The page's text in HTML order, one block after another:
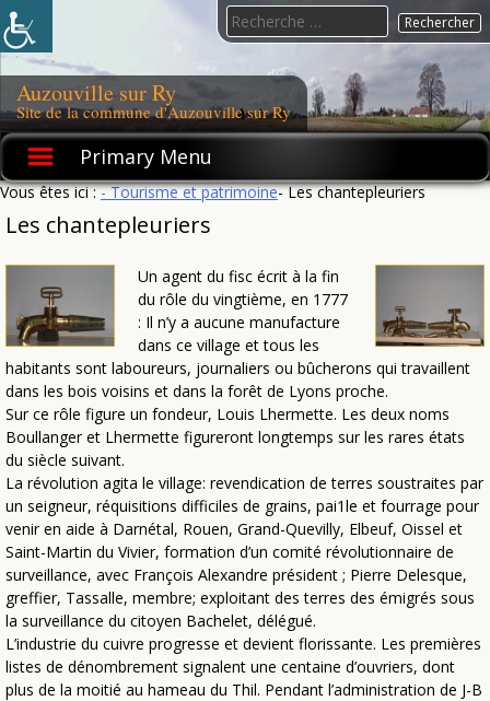
Skip
to
content
Auzouville sur Ry
Site de la commune d'Auzouville sur Ry
Primary Menu
Search
for:
Vous êtes ici :- Tourisme et patrimoine- Les chantepleuriers
Les chantepleuriers
Un agent du fisc écrit à la fin
du rôle du vingtième, en 1777
: Il n’y a aucune manufacture
dans ce village et tous les
habitants sont laboureurs, journaliers ou bûcherons qui travaillent
dans les bois voisins et dans la forêt de Lyons proche.
Sur ce rôle figure un fondeur, Louis Lhermette. Les deux noms
Boullanger et Lhermette figureront longtemps sur les rares états
du siècle suivant.
La révolution agita le village: revendication de terres soustraites par
un seigneur, réquisitions difficiles de grains, pai1le et fourrage pour
venir en aide à Darnétal, Rouen, Grand-Quevilly, Elbeuf, Oissel et
Saint-Martin du Vivier, formation d’un comité révolutionnaire de
surveillance, avec François Alexandre président ; Pierre Delesque,
greffier, Tassalle, membre; exploitant des terres des émigrés sous
la surveillance du citoyen Bachelet, délégué.
L’industrie du cuivre progresse et devient florissante. Les premières
listes de dénombrement signalent une centaine d’ouvriers, dont
plus de la moitié au hameau du Thil. Pendant l’administration de J-B